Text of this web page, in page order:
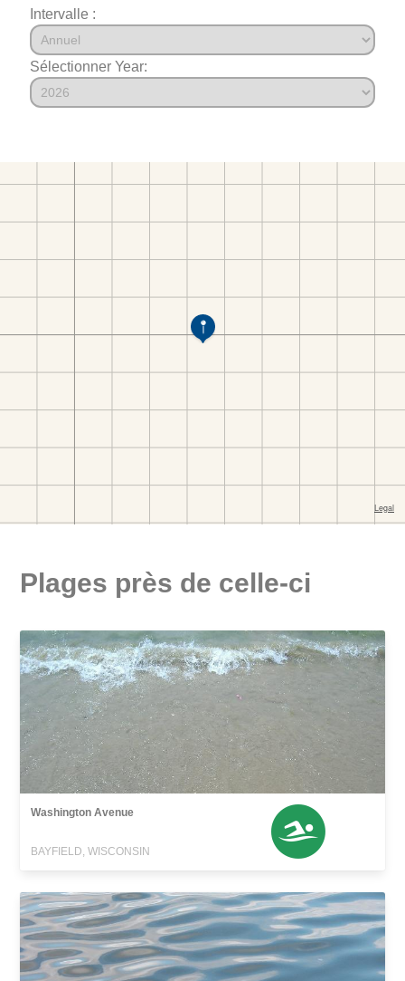
Intervalle :
Sélectionner Year:
Plages près de celle-ci
Washington Avenue
BAYFIELD, WISCONSIN